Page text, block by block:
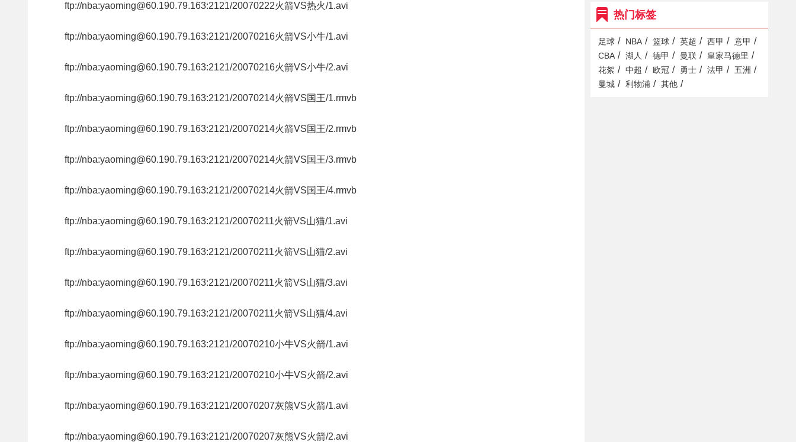
ftp://nba:yaoming@60.190.79.163:2121/20070222火箭VS热火/1.avi
ftp://nba:yaoming@60.190.79.163:2121/20070216火箭VS小牛/1.avi
ftp://nba:yaoming@60.190.79.163:2121/20070216火箭VS小牛/2.avi
ftp://nba:yaoming@60.190.79.163:2121/20070214火箭VS国王/1.rmvb
ftp://nba:yaoming@60.190.79.163:2121/20070214火箭VS国王/2.rmvb
ftp://nba:yaoming@60.190.79.163:2121/20070214火箭VS国王/3.rmvb
ftp://nba:yaoming@60.190.79.163:2121/20070214火箭VS国王/4.rmvb
ftp://nba:yaoming@60.190.79.163:2121/20070211火箭VS山猫/1.avi
ftp://nba:yaoming@60.190.79.163:2121/20070211火箭VS山猫/2.avi
ftp://nba:yaoming@60.190.79.163:2121/20070211火箭VS山猫/3.avi
ftp://nba:yaoming@60.190.79.163:2121/20070211火箭VS山猫/4.avi
ftp://nba:yaoming@60.190.79.163:2121/20070210小牛VS火箭/1.avi
ftp://nba:yaoming@60.190.79.163:2121/20070210小牛VS火箭/2.avi
ftp://nba:yaoming@60.190.79.163:2121/20070207灰熊VS火箭/1.avi
ftp://nba:yaoming@60.190.79.163:2121/20070207灰熊VS火箭/2.avi
热门标签
足球 / NBA / 篮球 / 英超 / 西甲 / 意甲 /
CBA / 湖人 / 德甲 / 曼联 / 皇家马德里 /
花絮 / 中超 / 欧冠 / 勇士 / 法甲 / 五洲 /
曼城 / 利物浦 / 其他 /